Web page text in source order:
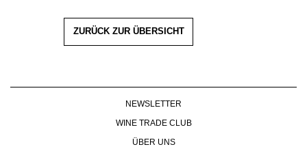
ZURÜCK ZUR ÜBERSICHT
NEWSLETTER
WINE TRADE CLUB
ÜBER UNS